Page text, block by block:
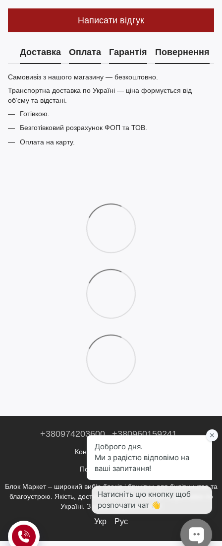
Написати відгук
Доставка Оплата Гарантія Повернення
Самовивіз з нашого магазину — безкоштовно.
Транспортна доставка по Україні — ціна формується від
обʼєму та відстані.
Готівкою.
Безготівковий розрахунок ФОП та ТОВ.
Оплата на карту.
+380974203600 +380960159241
Контактна інформація
Повна версія сайту
Блок Маркет – широкий вибір блоків і бруківки для будівництва та
благоустрою. Якість, доступні ціни, консультації та доставка по
Україні. З нами будувати легко!
Укр Рус